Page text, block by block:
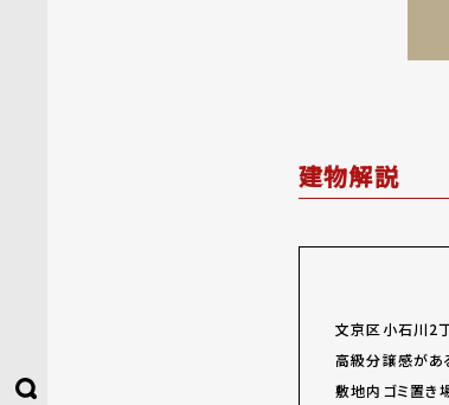
建物解説
文京区小石川2
高級分譲感があ
敷地内ゴミ置き